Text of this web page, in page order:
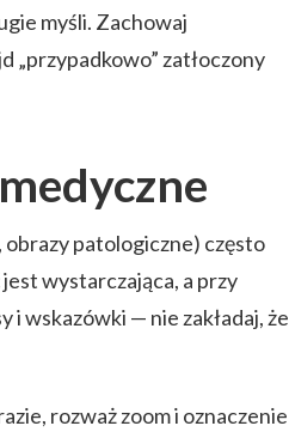
myśli. Zachowaj
„przypadkowo” zatłoczony
obrazy patologiczne) często
wystarczająca, a przy
wskazówki — nie zakładaj, że
rozważ zoom i oznaczenie